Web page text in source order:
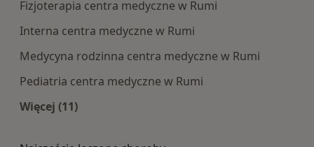
Fizjoterapia centra medyczne w Rumi
Interna centra medyczne w Rumi
Medycyna rodzinna centra medyczne w Rumi
Pediatria centra medyczne w Rumi
Więcej (11)